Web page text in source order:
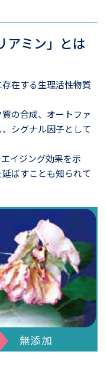
アミン」とは
在する生理活性物質
の合成、オートファ
シグナル因子として
イジング効果を示
ばすことも知られて